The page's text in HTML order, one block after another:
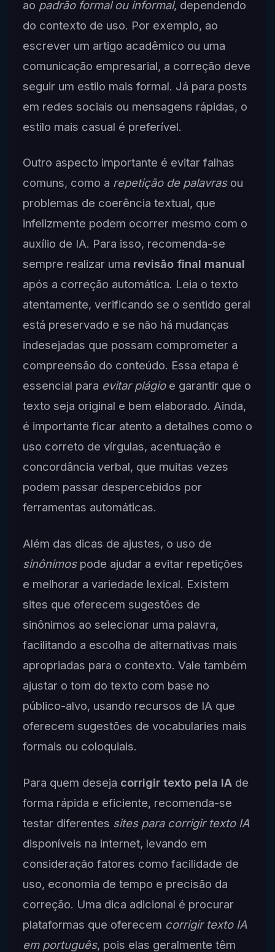
ao padrão formal ou informal, dependendo
do contexto de uso. Por exemplo, ao
escrever um artigo acadêmico ou uma
comunicação empresarial, a correção deve
seguir um estilo mais formal. Já para posts
em redes sociais ou mensagens rápidas, o
estilo mais casual é preferível.
Outro aspecto importante é evitar falhas
comuns, como a repetição de palavrasou
problemas de coerência textual, que
infelizmente podem ocorrer mesmo com o
auxílio de IA. Para isso, recomenda-se
sempre realizar uma revisão final manual
após a correção automática. Leia o texto
atentamente, verificando se o sentido geral
está preservado e se não há mudanças
indesejadas que possam comprometer a
compreensão do conteúdo. Essa etapa é
essencial para evitar plágioe garantir que o
texto seja original e bem elaborado. Ainda,
é importante ficar atento a detalhes como o
uso correto de vírgulas, acentuação e
concordância verbal, que muitas vezes
podem passar despercebidos por
ferramentas automáticas.
Além das dicas de ajustes, o uso de
sinônimospode ajudar a evitar repetições
e melhorar a variedade lexical. Existem
sites que oferecem sugestões de
sinônimos ao selecionar uma palavra,
facilitando a escolha de alternativas mais
apropriadas para o contexto. Vale também
ajustar o tom do texto com base no
público-alvo, usando recursos de IA que
oferecem sugestões de vocabularies mais
formais ou coloquiais.
Para quem deseja corrigir texto pela IAde
forma rápida e eficiente, recomenda-se
testar diferentes sites para corrigir texto IA
disponíveis na internet, levando em
consideração fatores como facilidade de
uso, economia de tempo e precisão da
correção. Uma dica adicional é procurar
plataformas que oferecem corrigir texto IA
em português, pois elas geralmente têm